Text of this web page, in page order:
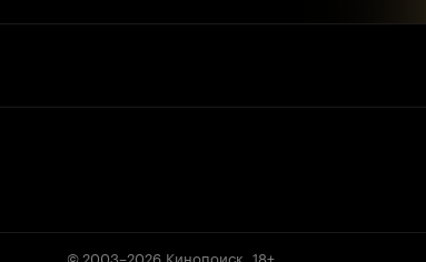
© 2003–2026 Кинопоиск 18+